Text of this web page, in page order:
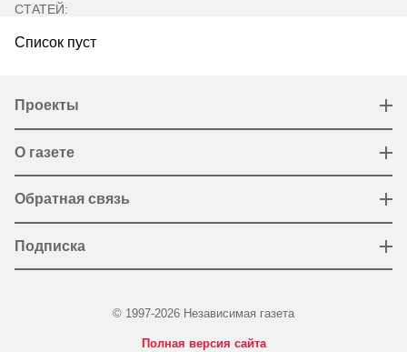
СТАТЕЙ:
Список пуст
Проекты
О газете
Обратная связь
Подписка
© 1997-2026 Независимая газета
Полная версия сайта